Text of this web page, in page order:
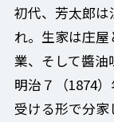
初代、芳太郎は
れ。生家は庄
業、そして醬油
明治７（1874
受ける形で分